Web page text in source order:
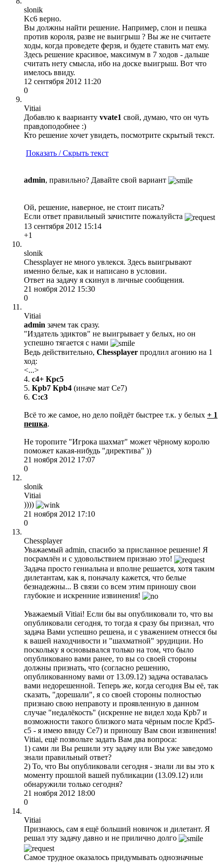
slonik
Kc6 верно.
Вы должны найти решение. Например, слон и пешка
против короля, разве не выигрыш ? Вы же не считаете
ходы, когда проведете ферзя, и будете ставить мат ему.
Здесь решение красивое, максимум в 7 ходов - дальше
считать нету смысла, ибо на доске выигрыш. Вот что
имелось ввиду.
12 сентября 2012 11:20
0
Vitiai
Добавлю к ваарианту vvate1 свой, думаю, что он чуть
правдоподобнее :)
Кто решение хочет увидеть, посмотрите скрытый текст.
Показать / Скрыть текст
admin, правильно? Давайте свой вариант
Ой, решение, наверное, не стоит писать?
Если ответ правильный зачистите пожалуйста
13 сентября 2012 15:14
+1
slonik
Chessplayer не много увлекся. Здесь выигрывают
именно белые, как и написано в условии.
Ответ на задачу я скинул в личные сообщения.
21 ноября 2012 15:30
0
Vitiai
admin зачем так сразу.
"Издатель эдиктов" не выигрывает у белых, но он
успешно тягается с нами
Ведь действительно, Chessplayer продлил агонию на 1
ход:
<...>
4. c4+ Крc5
5. Крb7 Крb4 (иначе мат Сe7)
6. C:c3
Всё то же самое, но дело пойдёт быстрее т.к. у белых + 1
пешка.
Не торопите "Игрока шахмат" может чёрному королю
поможет какая-нибудь "директива" ))
21 ноября 2012 17:07
0
slonik
Vitiai
))))
21 ноября 2012 17:10
0
Chessplayer
Уважаемый admin, спасибо за присланное решение! Я
посрамлён и с удовольствием признаю это!
Задача просто гениальна и вполне решается, хотя таким
дилетантам, как я, поначалу кажется, что белые
безнадежны... В связи со всем этим приношу свои
глубокие и искренние извинения!
Уважаемый Vitiai! Если бы вы опубликовали то, что вы
опубликовали сегодня, то тогда я сразу бы признал, что
задача Вами успешно решена, и с уважением отнесся бы
к вашей находчивости и "шахматной" эрудиции. Но
поскольку я основывался только на том, что было
опубликовано вами ранее, то вы со своей стороны
должны признать, что (согласно решению,
опубликованному вами от 13.09.12) задача оставалась
вами недорешенной. Теперь же, когда сегодня Вы её, так
сказать, "дорешали", я со своей стороны полностью
признаю свою неправоту и проявленную в данном
случае "недалёкость" (искренне не видел хода Крb7 и
возможности такого близкого мата чёрным после Крd5-
c5 - я имею ввиду Се7) и приношу Вам свои извинения!
Vitiai, ещё позвольте задать Вам два вопроса:
1) сами ли Вы решили эту задачу или Вы уже заведомо
знали правильный ответ?
2) То, что Вы опубликовали сегодня - знали ли вы это к
моменту прошлой вашей публикации (13.09.12) или
обнаружили только сегодня?
21 ноября 2012 18:00
0
Vitiai
Признаюсь, сам я ещё больший новичок и дилетант. Я
решал эту задачу давно и не прилично долго
Самое трудное оказалось придумывать однозначные